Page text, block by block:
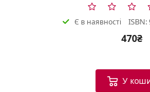
Є в наявності ISBN:
470₴
У